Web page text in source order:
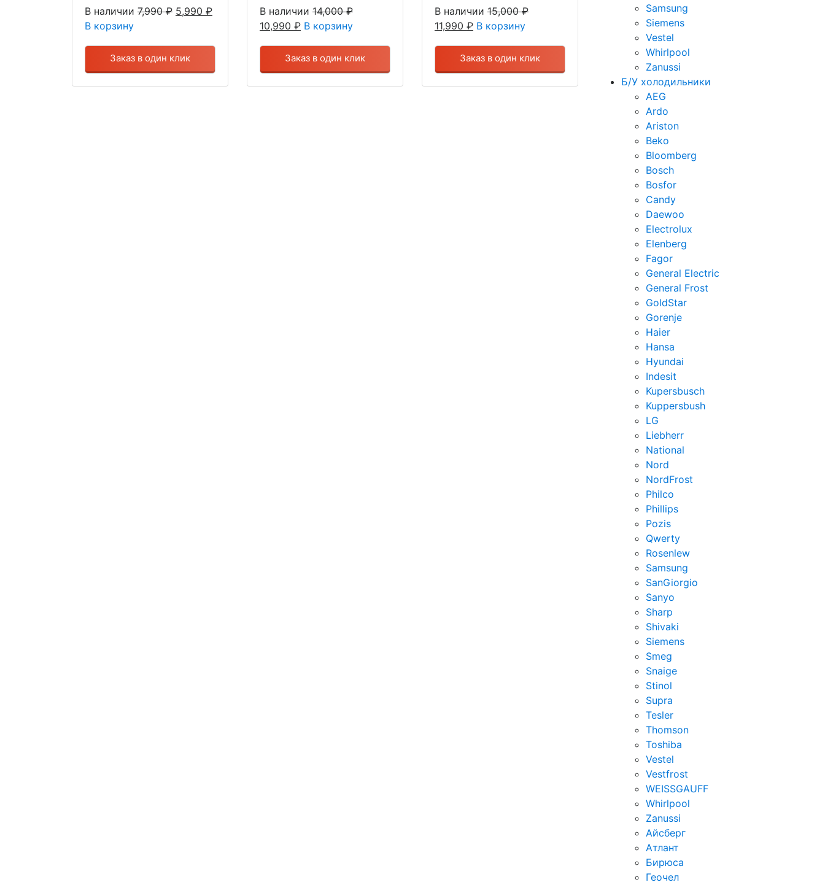
В наличии 7,990₽ 5,990 ₽
В корзину
Заказ в один клик
В наличии 14,000₽
10,990 ₽ В корзину
Заказ в один клик
В наличии 15,000₽
11,990 ₽ В корзину
Заказ в один клик
Samsung
Siemens
Vestel
Whirlpool
Zanussi
Б/У холодильники
AEG
Ardo
Ariston
Beko
Bloomberg
Bosch
Bosfor
Candy
Daewoo
Electrolux
Elenberg
Fagor
General Electric
General Frost
GoldStar
Gorenje
Haier
Hansa
Hyundai
Indesit
Kupersbusch
Kuppersbush
LG
Liebherr
National
Nord
NordFrost
Philco
Phillips
Pozis
Qwerty
Rosenlew
Samsung
SanGiorgio
Sanyo
Sharp
Shivaki
Siemens
Smeg
Snaige
Stinol
Supra
Tesler
Thomson
Toshiba
Vestel
Vestfrost
WEISSGAUFF
Whirlpool
Zanussi
Айсберг
Атлант
Бирюса
Геочел